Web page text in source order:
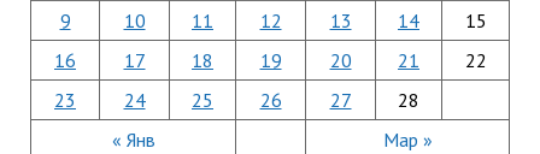
« Янв Мар »
9
10 11 12 13 14
15
16
17 18 19 20 21
22
23
24 25 26 27 28